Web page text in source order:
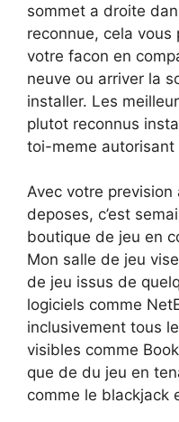
sommet a droite
reconnue, cela
votre facon en
neuve ou arriver la
installer. Les
plutot reconnus
toi-meme autorisant
Avec votre
deposes, c’est
boutique de jeu en
Mon salle de jeu
de jeu issus de
logiciels comme
inclusivement tous
visibles comme
que de du jeu en
comme le blackjack